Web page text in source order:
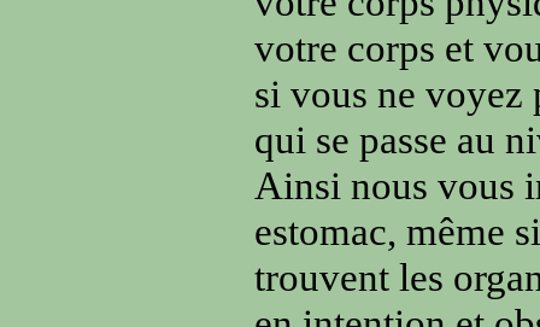
votre corps et
si vous ne voyez
qui se passe au
Ainsi nous vous
estomac, même
trouvent les